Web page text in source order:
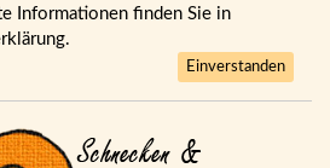
Informationen finden Sie in
Einverstanden